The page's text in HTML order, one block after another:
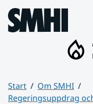
Hoppa till sidans innehåll
Start
Om SMHI
Regeringsuppdrag